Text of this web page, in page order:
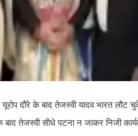
दौरे के बाद तेजस्वी यादव भारत लौट
तेजस्वी सीधे पटना न जाकर निजी